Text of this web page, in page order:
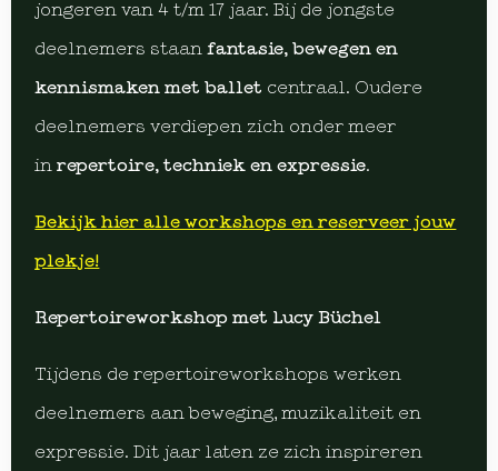
jongeren van 4 t/m 17 jaar. Bij de jongste
deelnemers staan fantasie, bewegen en
kennismaken met ballet centraal. Oudere
deelnemers verdiepen zich onder meer
inrepertoire, techniek en expressie.
Bekijk hier alle workshops en reserveer jouw
plekje!
Repertoireworkshop met Lucy Büchel
Tijdens de repertoireworkshops werken
deelnemers aan beweging, muzikaliteit en
expressie. Dit jaar laten ze zich inspireren